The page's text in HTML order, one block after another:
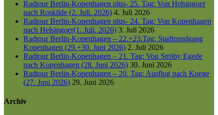
Radtour Berlin-Kopenhagen plus- 25. Tag: Von Helsingoer
nach Roskilde (2. Juli. 2026) 4. Juli 2026
Radtour Berlin-Kopenhagen plus- 24. Tag: Von Kopenhagen
nach Helsingoer(1. Juli. 2026) 3. Juli 2026
Radtour Berlin-Kopenhagen – 22.+23.Tag: Stadtrundgang
Kopenhagen (29.+30. Juni 2026) 2. Juli 2026
Radtour Berlin-Kopenhagen – 21. Tag: Von Ströby Egede
nach Kopenhagen (28. Juni 2026) 30. Juni 2026
Radtour Berlin-Kopenhagen – 20. Tag: Ausflug nach Koege
(27. Juni 2026) 29. Juni 2026
Archiv